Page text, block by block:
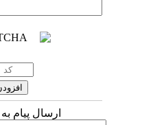
ارسال پیام